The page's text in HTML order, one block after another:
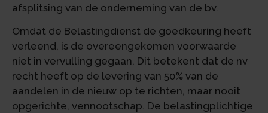
afsplitsing van de onderneming van de bv.
Omdat de Belastingdienst de goedkeuring heeft
verleend, is de overeengekomen voorwaarde
niet in vervulling gegaan. Dit betekent dat de nv
recht heeft op de levering van 50% van de
aandelen in de nieuw op te richten, maar nooit
opgerichte, vennootschap. De belastingplichtige